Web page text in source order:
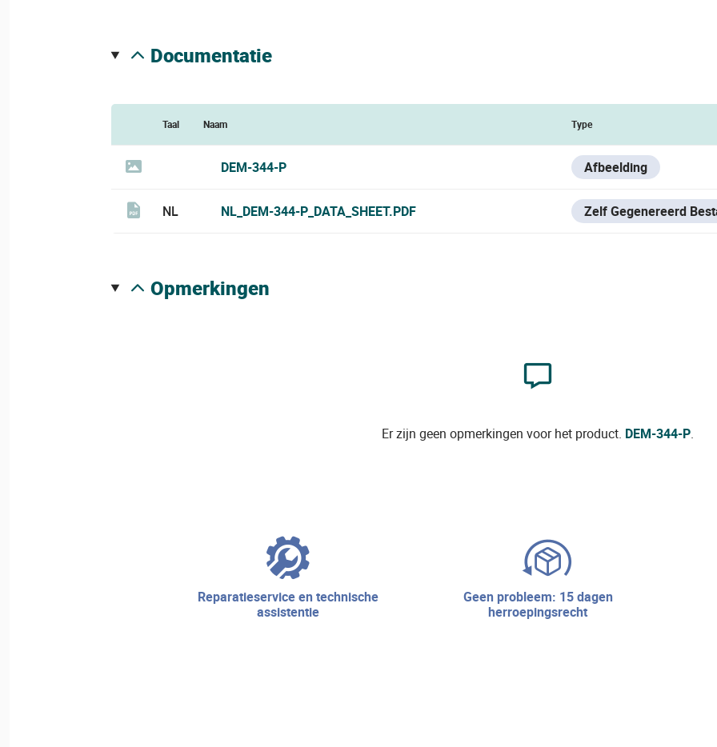
documentatie
Taal Naam Type
DEM-344-P Afbeelding
NL NL_DEM-344-P_DATA_SHEET.PDF Zelf Gegenereerd
opmerkingen
Er zijn geen opmerkingen voor het product. DEM-344-P.
reparatieservice en technische
assistentie
geen probleem: 15 dagen
herroepingsrecht